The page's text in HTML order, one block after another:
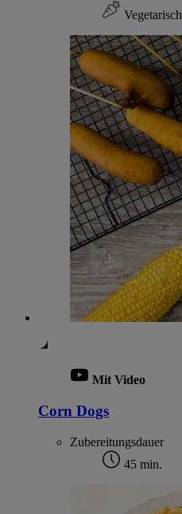
Vegetarisch
Mit Video
Corn Dogs
Zubereitungsdauer
45 min.